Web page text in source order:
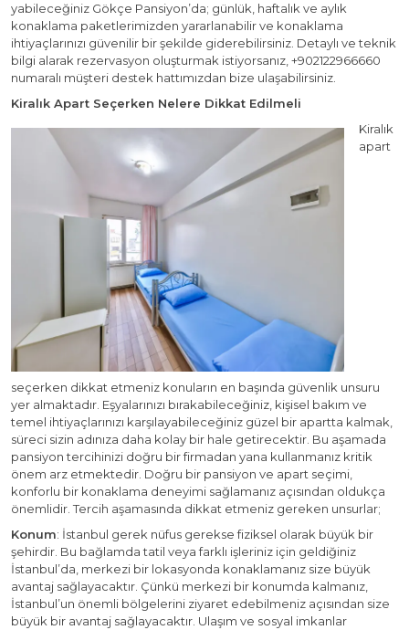
yabileceğiniz Gökçe Pansiyon’da; günlük, haftalık ve aylık
konaklama paketlerimizden yararlanabilir ve konaklama
ihtiyaçlarınızı güvenilir bir şekilde giderebilirsiniz. Detaylı ve teknik
bilgi alarak rezervasyon oluşturmak istiyorsanız, +902122966660
numaralı müşteri destek hattımızdan bize ulaşabilirsiniz.
Kiralık Apart Seçerken Nelere Dikkat Edilmeli
Kiralık
apart
seçerken dikkat etmeniz konuların en başında güvenlik unsuru
yer almaktadır. Eşyalarınızı bırakabileceğiniz, kişisel bakım ve
temel ihtiyaçlarınızı karşılayabileceğiniz güzel bir apartta kalmak,
süreci sizin adınıza daha kolay bir hale getirecektir. Bu aşamada
pansiyon tercihinizi doğru bir firmadan yana kullanmanız kritik
önem arz etmektedir. Doğru bir pansiyon ve apart seçimi,
konforlu bir konaklama deneyimi sağlamanız açısından oldukça
önemlidir. Tercih aşamasında dikkat etmeniz gereken unsurlar;
Konum: İstanbul gerek nüfus gerekse fiziksel olarak büyük bir
şehirdir. Bu bağlamda tatil veya farklı işleriniz için geldiğiniz
İstanbul’da, merkezi bir lokasyonda konaklamanız size büyük
avantaj sağlayacaktır. Çünkü merkezi bir konumda kalmanız,
İstanbul’un önemli bölgelerini ziyaret edebilmeniz açısından size
büyük bir avantaj sağlayacaktır. Ulaşım ve sosyal imkanlar